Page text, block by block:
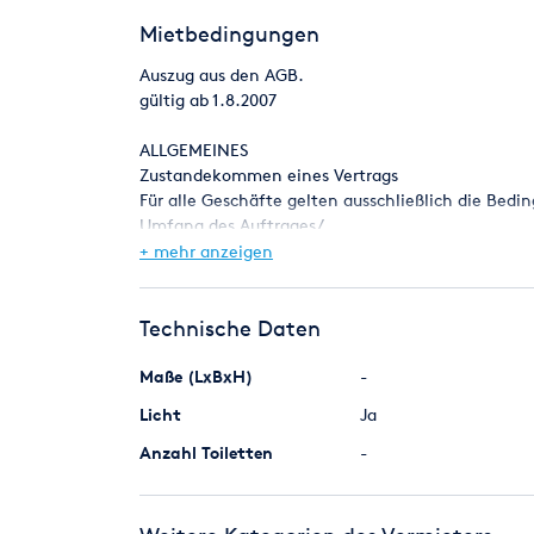
Mietbedingungen
Auszug aus den AGB.
gültig ab 1.8.2007
ALLGEMEINES
Zustandekommen eines Vertrags
Für alle Geschäfte gelten ausschließlich die
Umfang des Auftrages/
Mietvertrags entsprechen der schriftlichen
Vermieter gemacht
Die Firma/ der Vermieter behält sich das Recht
dem Mieter in Rechnung zu stellen. Der
und speziellen Fällen
Bestellungen
Eingehende Bestellungen werden im Rahmen
+ mehr anzeigen
Technische Daten
Maße (LxBxH) -
Licht
Ja
Anzahl Toiletten
-